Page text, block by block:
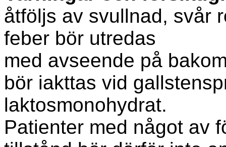
åtföljs av svullnad, svår
feber bör utredas
med avseende på
bör iakttas vid
laktosmonohydrat.
Patienter med något av